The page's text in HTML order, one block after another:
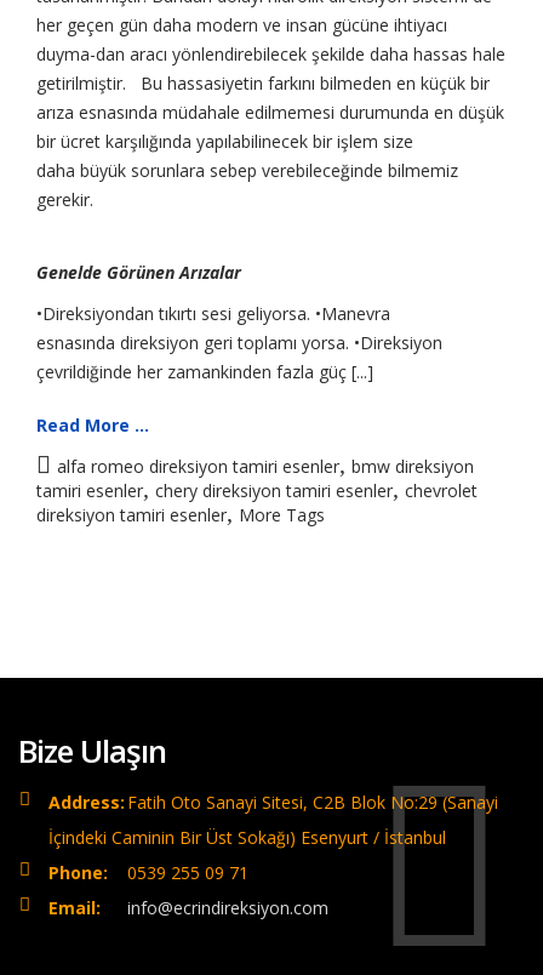
her geçen gün daha modern ve insan gücüne ihtiyacı
duyma-dan aracı yönlendirebilecek şekilde daha hassas hale
getirilmiştir. Bu hassasiyetin farkını bilmeden en küçük bir
arıza esnasında müdahale edilmemesi durumunda en düşük
bir ücret karşılığında yapılabilinecek bir işlem size
daha büyük sorunlara sebep verebileceğinde bilmemiz
gerekir.
Genelde Görünen Arızalar
•Direksiyondan tıkırtı sesi geliyorsa. •Manevra
esnasında direksiyon geri toplamı yorsa. •Direksiyon
çevrildiğinde her zamankinden fazla güç [...]
Read More ...
alfa romeo direksiyon tamiri esenler, bmw direksiyon
tamiri esenler, chery direksiyon tamiri esenler, chevrolet
direksiyon tamiri esenler, More Tags
Bize Ulaşın
Address: Fatih Oto Sanayi Sitesi, C2B Blok No:29 (Sanayi
İçindeki Caminin Bir Üst Sokağı) Esenyurt / İstanbul
Phone:
0539 255 09 71
Email:
info@ecrindireksiyon.com